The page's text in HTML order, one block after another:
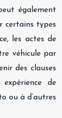
également
certains types
les actes de
véhicule par
des clauses
de
ou à d’autres